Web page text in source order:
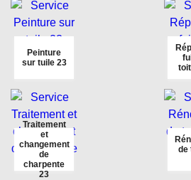
Peinture
sur tuile 23
Traitement
et
changement
de
charpente
23
de